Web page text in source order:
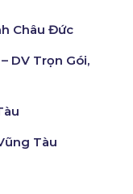
Châu Đức
DV Trọn Gói,
Tàu